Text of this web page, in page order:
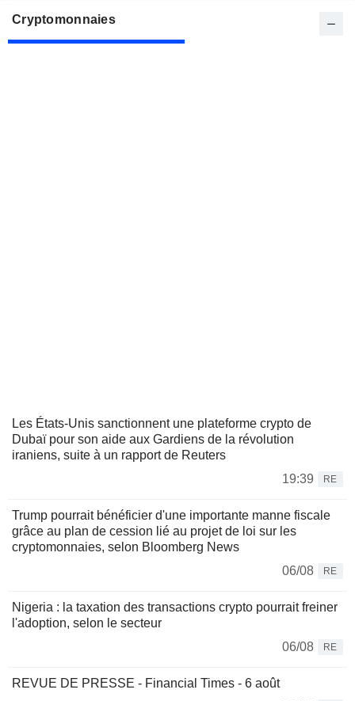
Cryptomonnaies
Les États-Unis sanctionnent une plateforme crypto de
Dubaï pour son aide aux Gardiens de la révolution
iraniens, suite à un rapport de Reuters
19:39
RE
Trump pourrait bénéficier d'une importante manne fiscale
grâce au plan de cession lié au projet de loi sur les
cryptomonnaies, selon Bloomberg News
06/08
RE
Nigeria : la taxation des transactions crypto pourrait freiner
l'adoption, selon le secteur
06/08
RE
REVUE DE PRESSE - Financial Times - 6 août